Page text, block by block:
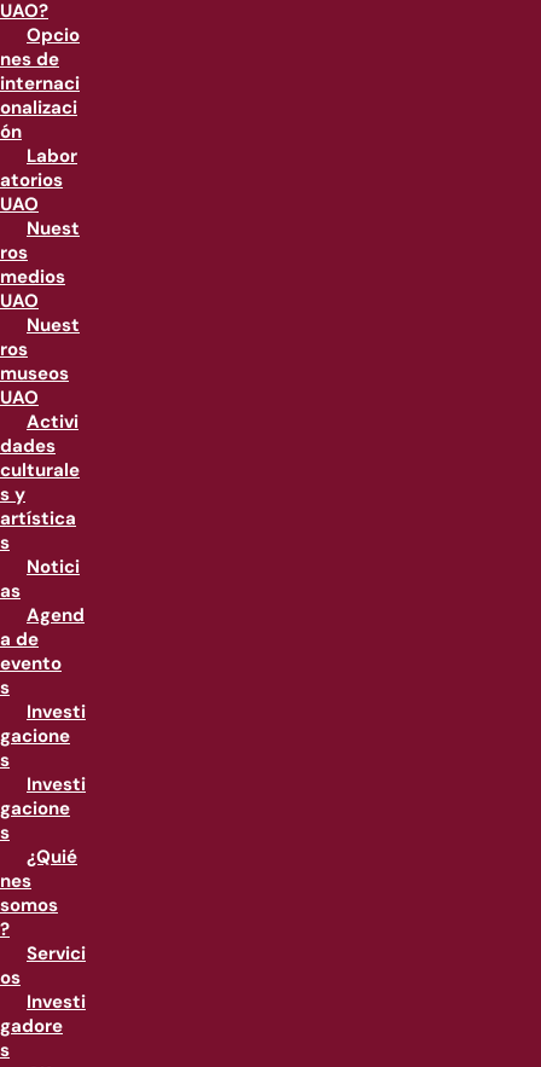
UAO?
Opcio
nes de
internaci
onalizaci
ón
Labor
atorios
UAO
Nuest
ros
medios
UAO
Nuest
ros
museos
UAO
Activi
dades
culturale
s y
artística
s
Notici
as
Agend
a de
evento
s
Investi
gacione
s
Investi
gacione
s
¿Quié
nes
somos
?
Servici
os
Investi
gadore
s